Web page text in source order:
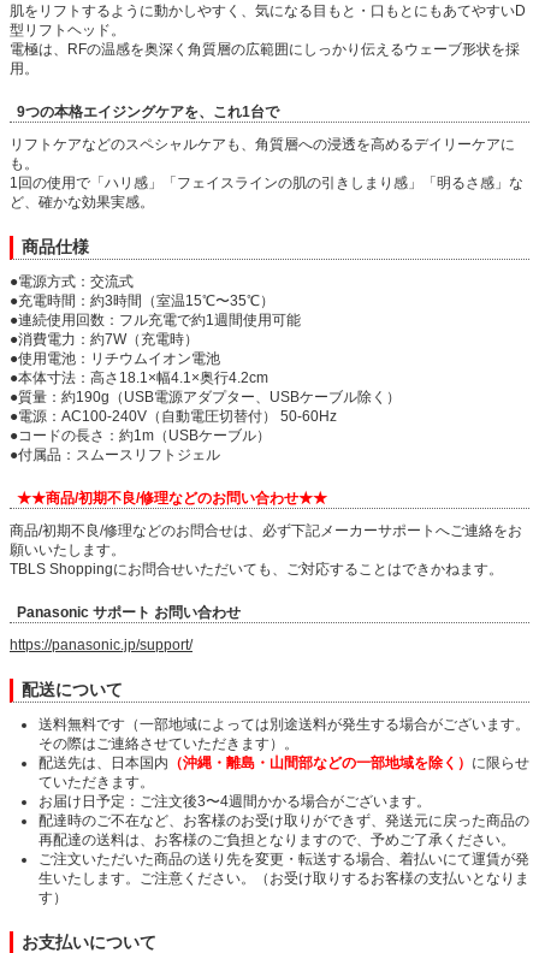
肌をリフトするように動かしやすく、気になる目もと・口もとにもあてやすいD
型リフトヘッド。
電極は、RFの温感を奥深く角質層の広範囲にしっかり伝えるウェーブ形状を採
用。
9つの本格エイジングケアを、これ1台で
リフトケアなどのスペシャルケアも、角質層への浸透を高めるデイリーケアに
も。
1回の使用で「ハリ感」「フェイスラインの肌の引きしまり感」「明るさ感」な
ど、確かな効果実感。
商品仕様
●電源方式：交流式
●充電時間：約3時間（室温15℃〜35℃）
●連続使用回数：フル充電で約1週間使用可能
●消費電力：約7W（充電時）
●使用電池：リチウムイオン電池
●本体寸法：高さ18.1×幅4.1×奥行4.2cm
●質量：約190g（USB電源アダプター、USBケーブル除く）
●電源：AC100-240V（自動電圧切替付） 50-60Hz
●コードの長さ：約1m（USBケーブル）
●付属品：スムースリフトジェル
★★商品/初期不良/修理などのお問い合わせ★★
商品/初期不良/修理などのお問合せは、必ず下記メーカーサポートへご連絡をお
願いいたします。
TBLS Shoppingにお問合せいただいても、ご対応することはできかねます。
Panasonic サポート お問い合わせ
https://panasonic.jp/support/
配送について
送料無料です（一部地域によっては別途送料が発生する場合がございます。
その際はご連絡させていただきます）。
配送先は、日本国内 （沖縄・離島・山間部などの一部地域を除く） に限らせ
ていただきます。
お届け日予定：ご注文後3〜4週間かかる場合がございます。
配達時のご不在など、お客様のお受け取りができず、発送元に戻った商品の
再配達の送料は、お客様のご負担となりますので、予めご了承ください。
ご注文いただいた商品の送り先を変更・転送する場合、着払いにて運賃が発
生いたします。ご注意ください。（お受け取りするお客様の支払いとなりま
す）
お支払いについて